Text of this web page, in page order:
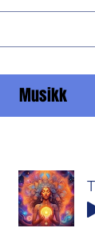
Musikk